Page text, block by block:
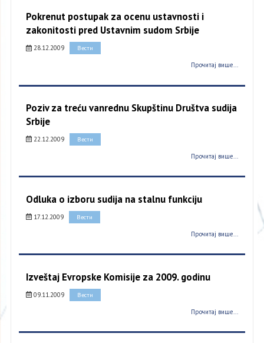
Pokrenut postupak za ocenu ustavnosti i
zakonitosti pred Ustavnim sudom Srbije
28.12.2009 Вести
Прочитај више...
Poziv za treću vanrednu Skupštinu Društva sudija
Srbije
22.12.2009 Вести
Прочитај више...
Odluka o izboru sudija na stalnu funkciju
17.12.2009 Вести
Прочитај више...
Izveštaj Evropske Komisije za 2009. godinu
09.11.2009 Вести
Прочитај више...